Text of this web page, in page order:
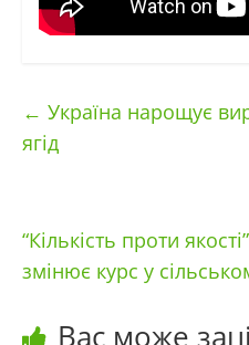
← Україна нарощує
ягід
“Кількість проти
змінює курс у
Вас може